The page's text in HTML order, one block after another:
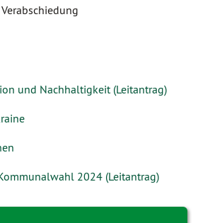
und Nachhaltigkeit (Leitantrag)
2024 (Leitantrag)